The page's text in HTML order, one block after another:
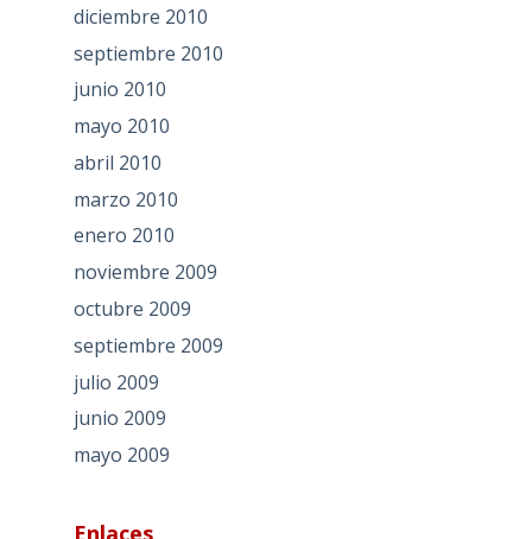
diciembre 2010
septiembre 2010
junio 2010
mayo 2010
abril 2010
marzo 2010
enero 2010
noviembre 2009
octubre 2009
septiembre 2009
julio 2009
junio 2009
mayo 2009